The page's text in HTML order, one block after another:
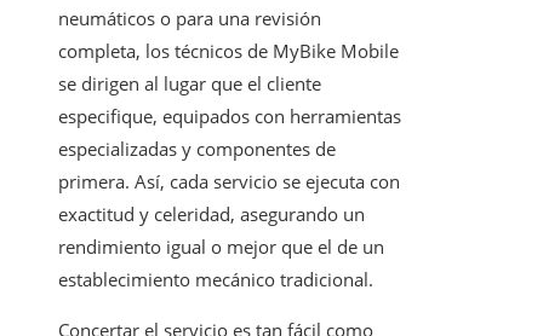
neumáticos o para una revisión
completa, los técnicos de MyBike Mobile
se dirigen al lugar que el cliente
especifique, equipados con herramientas
especializadas y componentes de
primera. Así, cada servicio se ejecuta con
exactitud y celeridad, asegurando un
rendimiento igual o mejor que el de un
establecimiento mecánico tradicional.
Concertar el servicio es tan fácil como